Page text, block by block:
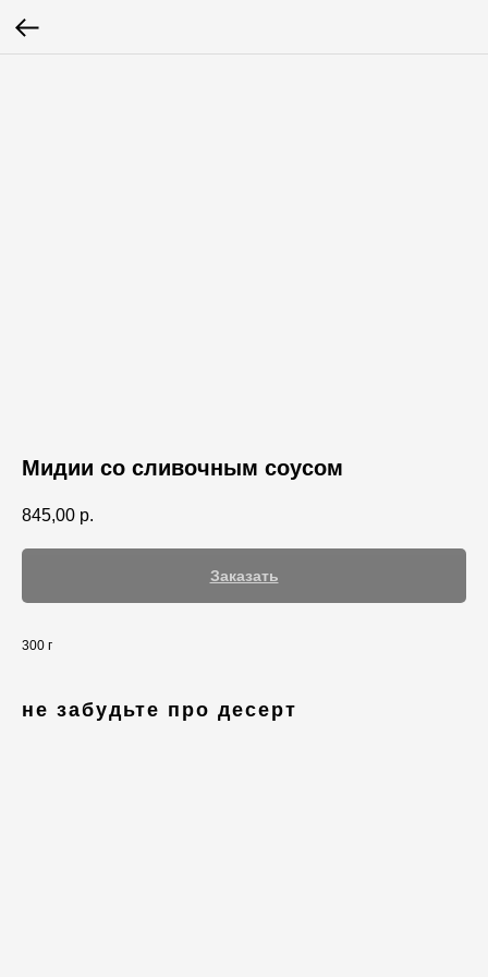
Мидии со сливочным соусом
845,00 р.
Заказать
300 г
не забудьте про десерт